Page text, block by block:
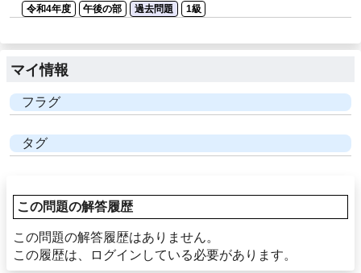
令和4年度 午後の部 過去問題 1級
マイ情報
フラグ
タグ
この問題の解答履歴
この問題の解答履歴はありません。
この履歴は、ログインしている必要があります。